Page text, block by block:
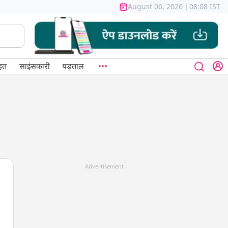
August 06, 2026 | 08:08 IST
साइंसकारी पड़ताल
Advertisement